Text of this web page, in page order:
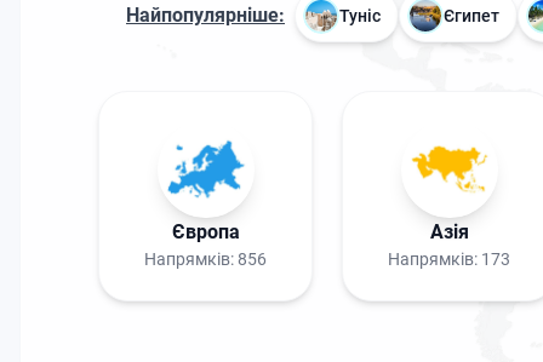
Найпопулярніше: Туніс Єгипет
Європа
Напрямків: 856
Азія
Напрямків: 173